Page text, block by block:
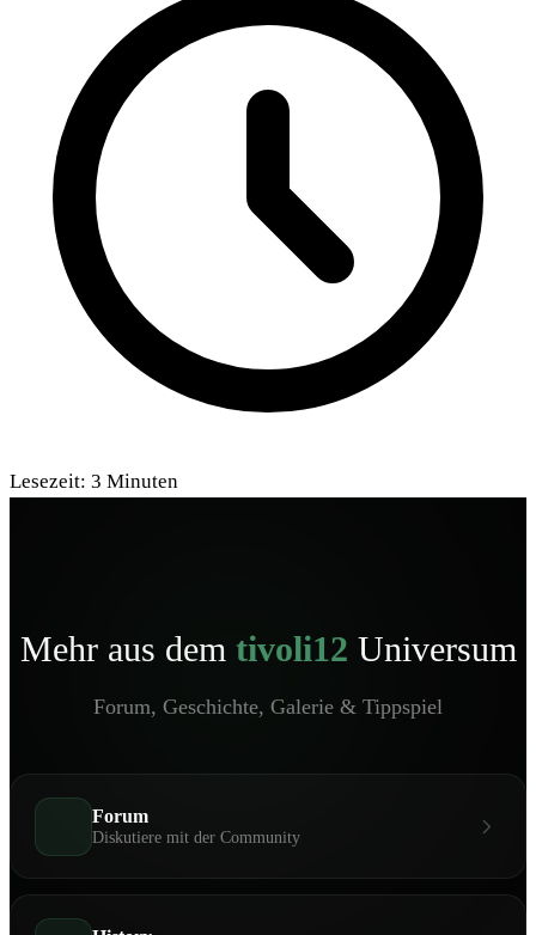
Lesezeit: 3 Minuten
Mehr aus dem tivoli12 Universum
Forum, Geschichte, Galerie & Tippspiel
Forum
Diskutiere mit der Community